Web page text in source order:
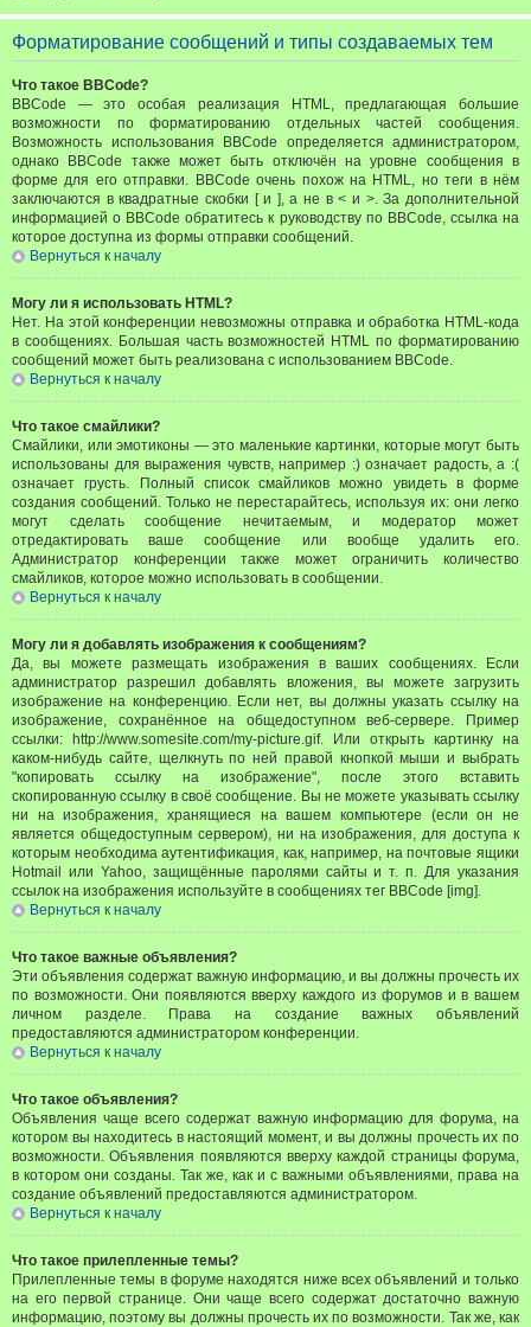
Форматирование сообщений и типы создаваемых тем
Что такое BBCode?
BBCode — это особая реализация HTML, предлагающая большие
возможности по форматированию отдельных частей сообщения.
Возможность использования BBCode определяется администратором,
однако BBCode также может быть отключён на уровне сообщения в
форме для его отправки. BBCode очень похож на HTML, но теги в нём
заключаются в квадратные скобки [ и ], а не в < и >. За дополнительной
информацией о BBCode обратитесь к руководству по BBCode, ссылка на
которое доступна из формы отправки сообщений.
Вернуться к началу
Могу ли я использовать HTML?
Нет. На этой конференции невозможны отправка и обработка HTML-кода
в сообщениях. Большая часть возможностей HTML по форматированию
сообщений может быть реализована с использованием BBCode.
Вернуться к началу
Что такое смайлики?
Смайлики, или эмотиконы — это маленькие картинки, которые могут быть
использованы для выражения чувств, например :) означает радость, а :(
означает грусть. Полный список смайликов можно увидеть в форме
создания сообщений. Только не перестарайтесь, используя их: они легко
могут сделать сообщение нечитаемым, и модератор может
отредактировать ваше сообщение или вообще удалить его.
Администратор конференции также может ограничить количество
смайликов, которое можно использовать в сообщении.
Вернуться к началу
Могу ли я добавлять изображения к сообщениям?
Да, вы можете размещать изображения в ваших сообщениях. Если
администратор разрешил добавлять вложения, вы можете загрузить
изображение на конференцию. Если нет, вы должны указать ссылку на
изображение, сохранённое на общедоступном веб-сервере. Пример
ссылки: http://www.somesite.com/my-picture.gif. Или открыть картинку на
каком-нибудь сайте, щелкнуть по ней правой кнопкой мыши и выбрать
"копировать ссылку на изображение", после этого вставить
скопированную ссылку в своё сообщение. Вы не можете указывать ссылку
ни на изображения, хранящиеся на вашем компьютере (если он не
является общедоступным сервером), ни на изображения, для доступа к
которым необходима аутентификация, как, например, на почтовые ящики
Hotmail или Yahoo, защищённые паролями сайты и т. п. Для указания
ссылок на изображения используйте в сообщениях тег BBCode [img].
Вернуться к началу
Что такое важные объявления?
Эти объявления содержат важную информацию, и вы должны прочесть их
по возможности. Они появляются вверху каждого из форумов и в вашем
личном разделе. Права на создание важных объявлений
предоставляются администратором конференции.
Вернуться к началу
Что такое объявления?
Объявления чаще всего содержат важную информацию для форума, на
котором вы находитесь в настоящий момент, и вы должны прочесть их по
возможности. Объявления появляются вверху каждой страницы форума,
в котором они созданы. Так же, как и с важными объявлениями, права на
создание объявлений предоставляются администратором.
Вернуться к началу
Что такое прилепленные темы?
Прилепленные темы в форуме находятся ниже всех объявлений и только
на его первой странице. Они чаще всего содержат достаточно важную
информацию, поэтому вы должны прочесть их по возможности. Так же, как